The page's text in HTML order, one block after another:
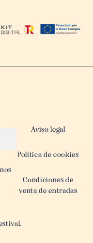
Aviso legal
Política de cookies
Condiciones de
venta de entradas